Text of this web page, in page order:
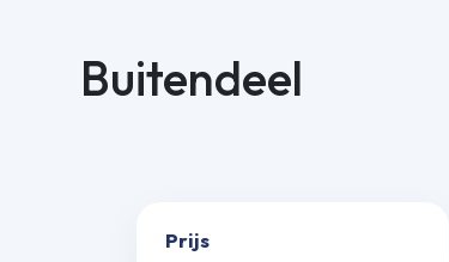
Buitendeel
Prijs